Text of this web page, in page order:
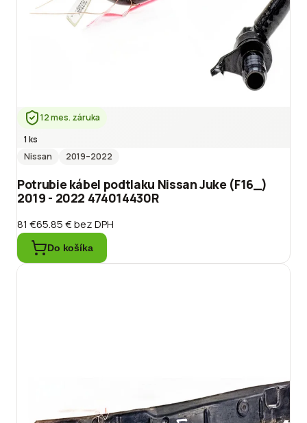
12 mes. záruka
1 ks
Nissan
2019–2022
Potrubie kábel podtlaku Nissan Juke (F16_)
2019 - 2022 474014430R
81 €65.85 €bez DPH
Do košíka